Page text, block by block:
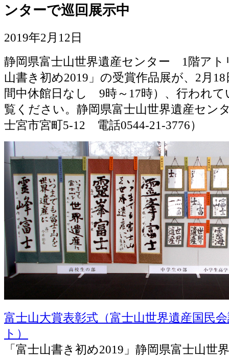
ンターで巡回展示中
2019年2月12日
静岡県富士山世界遺産センター 1階アト
山書き初め2019」の受賞作品展が、2月
間中休館日なし 9時～17時）、行われて
覧ください。静岡県富士山世界遺産セン
士宮市宮町5-12 電話0544-21-3776）
富士山大賞表彰式（富士山世界遺産国民
ト）
「富士山書き初め2019」静岡県富士山世